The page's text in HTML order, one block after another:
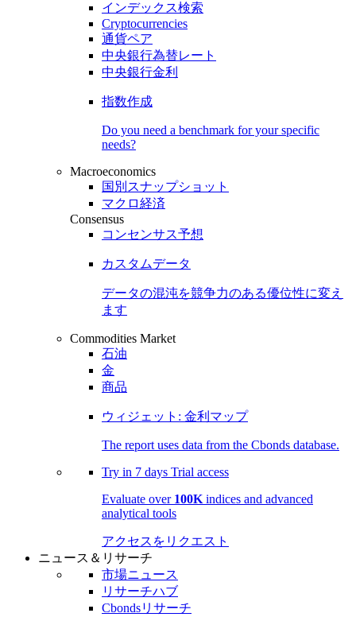
インデックス検索
Cryptocurrencies
通貨ペア
中央銀行為替レート
中央銀行金利
指数作成
Do you need a benchmark for your specific
needs?
Macroeconomics
国別スナップショット
マクロ経済
Consensus
コンセンサス予想
カスタムデータ
データの混沌を競争力のある優位性に変え
ます
Commodities Market
石油
金
商品
ウィジェット: 金利マップ
The report uses data from the Cbonds database.
Try in 7 days Trial access
Evaluate over 100K indices and advanced
analytical tools
アクセスをリクエスト
ニュース＆リサーチ
市場ニュース
リサーチハブ
Cbondsリサーチ